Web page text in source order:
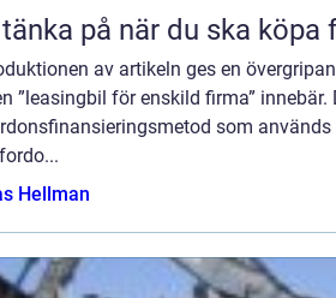
på när du ska köpa
av artikeln ges en
”leasingbil för enskild firma”
som
Hellman